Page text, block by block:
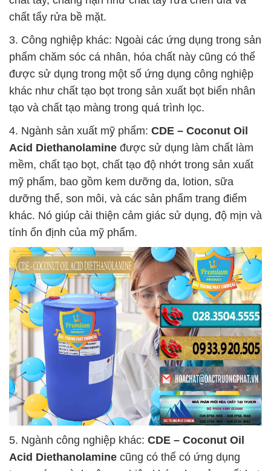
chất tẩy rửa bề mặt.
3. Công nghiệp khác: Ngoài các ứng dụng trong sản
phẩm chăm sóc cá nhân, hóa chất này cũng có thể
được sử dụng trong một số ứng dụng công nghiệp
khác như chất tạo bọt trong sản xuất bọt biển nhân
tạo và chất tạo màng trong quá trình lọc.
4. Ngành sản xuất mỹ phẩm: CDE – Coconut Oil
Acid Diethanolamine được sử dụng làm chất làm
mềm, chất tạo bọt, chất tạo độ nhớt trong sản xuất
mỹ phẩm, bao gồm kem dưỡng da, lotion, sữa
dưỡng thể, son môi, và các sản phẩm trang điểm
khác. Nó giúp cải thiện cảm giác sử dụng, độ mịn và
tính ổn định của mỹ phẩm.
5. Ngành công nghiệp khác: CDE – Coconut Oil
Acid Diethanolamine cũng có thể có ứng dụng